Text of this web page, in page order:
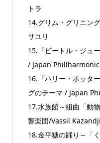
トラ
14.グリム・グリニン
サユリ
15.『ビートル・ジュ
/ Japan
16.『ハリー・ポッタ
グのテーマ / Japan
17.水族館～組曲「動
響楽団/Vassil
18.金平糖の踊り～「